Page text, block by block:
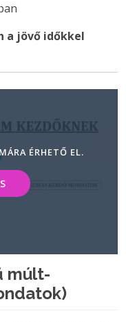
a jövő időkkel
ÉRHETŐ EL.
múlt-